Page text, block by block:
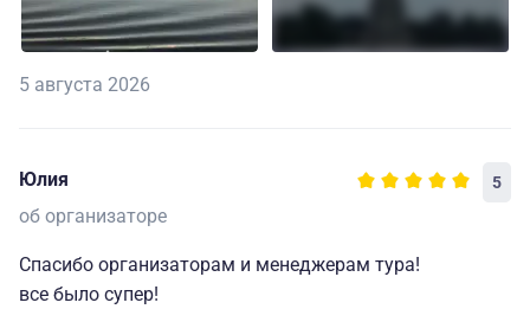
5 августа 2026
Юлия 5
об организаторе
Спасибо организаторам и менеджерам тура!
все было супер!